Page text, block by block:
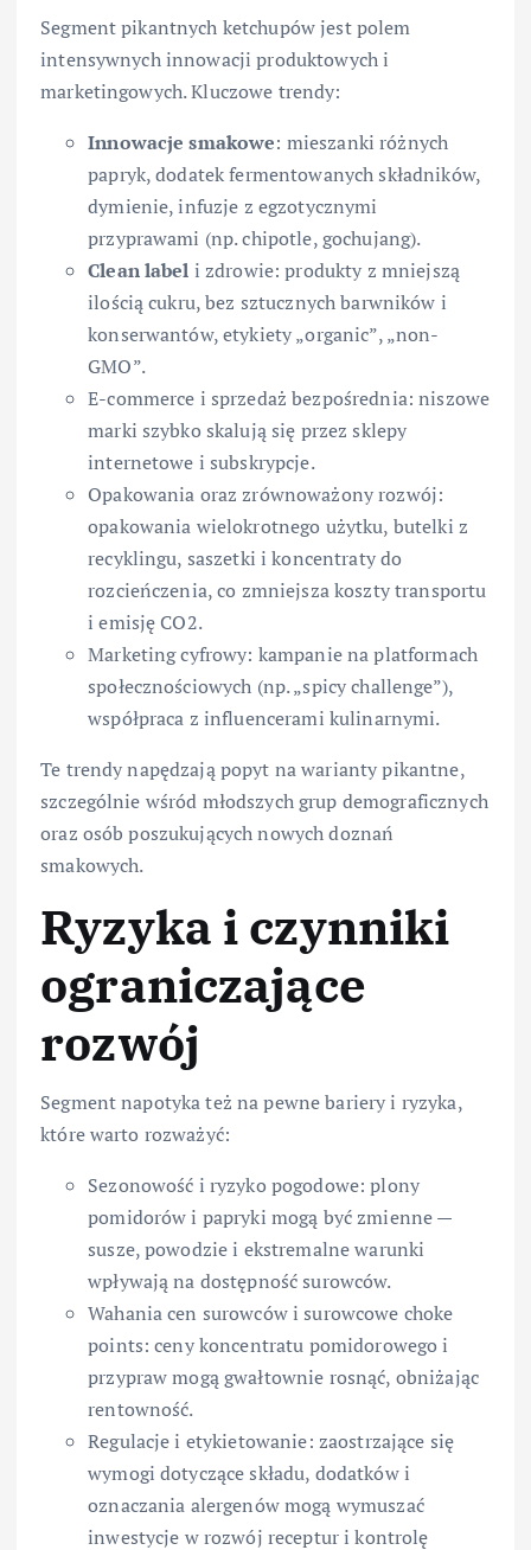
Segment pikantnych ketchupów jest polem
intensywnych innowacji produktowych i
marketingowych. Kluczowe trendy:
Innowacje smakowe: mieszanki różnych
papryk, dodatek fermentowanych składników,
dymienie, infuzje z egzotycznymi
przyprawami (np. chipotle, gochujang).
Clean label i zdrowie: produkty z mniejszą
ilością cukru, bez sztucznych barwników i
konserwantów, etykiety „organic”, „non-
GMO”.
E-commerce i sprzedaż bezpośrednia: niszowe
marki szybko skalują się przez sklepy
internetowe i subskrypcje.
Opakowania oraz zrównoważony rozwój:
opakowania wielokrotnego użytku, butelki z
recyklingu, saszetki i koncentraty do
rozcieńczenia, co zmniejsza koszty transportu
i emisję CO2.
Marketing cyfrowy: kampanie na platformach
społecznościowych (np. „spicy challenge”),
współpraca z influencerami kulinarnymi.
Te trendy napędzają popyt na warianty pikantne,
szczególnie wśród młodszych grup demograficznych
oraz osób poszukujących nowych doznań
smakowych.
Ryzyka i czynniki
ograniczające
rozwój
Segment napotyka też na pewne bariery i ryzyka,
które warto rozważyć:
Sezonowość i ryzyko pogodowe: plony
pomidorów i papryki mogą być zmienne —
susze, powodzie i ekstremalne warunki
wpływają na dostępność surowców.
Wahania cen surowców i surowcowe choke
points: ceny koncentratu pomidorowego i
przypraw mogą gwałtownie rosnąć, obniżając
rentowność.
Regulacje i etykietowanie: zaostrzające się
wymogi dotyczące składu, dodatków i
oznaczania alergenów mogą wymuszać
inwestycje w rozwój receptur i kontrolę